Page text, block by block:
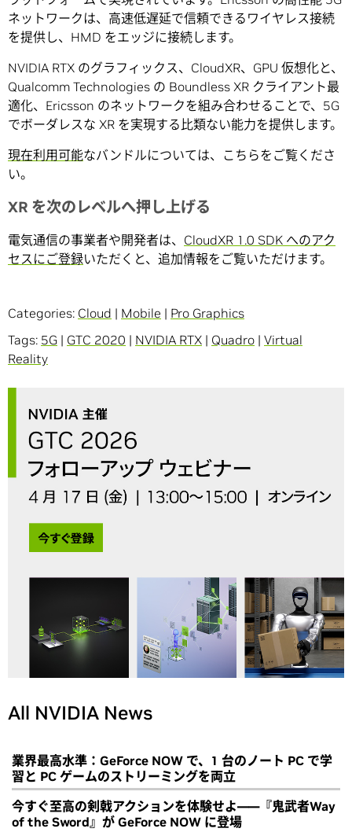
ネットワークは、高速低遅延で信頼できるワイヤレス接続
を提供し、HMD をエッジに接続します。
NVIDIA RTX のグラフィックス、CloudXR、GPU 仮想化と、
Qualcomm Technologies の Boundless XR クライアント最
適化、Ericsson のネットワークを組み合わせることで、5G
でボーダレスな XR を実現する比類ない能力を提供します。
現在利用可能なバンドルについては、こちらをご覧くださ
い。
XR を次のレベルへ押し上げる
電気通信の事業者や開発者は、 CloudXR 1.0 SDK へのアク
セスにご登録いただくと、追加情報をご覧いただけます。
Categories: Cloud | Mobile | Pro Graphics
Tags: 5G | GTC 2020 | NVIDIA RTX | Quadro | Virtual
Reality
All NVIDIA News
業界最高水準：GeForce NOW で、1 台のノート PC で学
習と PC ゲームのストリーミングを両立
今すぐ至高の剣戟アクションを体験せよ――『鬼武者Way
of the Sword』が GeForce NOW に登場